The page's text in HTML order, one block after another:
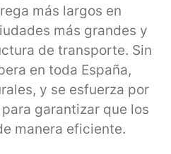
más largos en
más grandes y
de transporte. Sin
en toda España,
y se esfuerza por
garantizar que los
manera eficiente.